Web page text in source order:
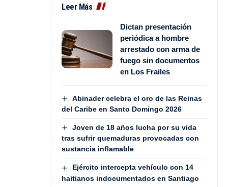
Leer Más
Dictan presentación
periódica a hombre
arrestado con arma de
fuego sin documentos
en Los Frailes
Abinader celebra el oro de las Reinas
del Caribe en Santo Domingo 2026
Joven de 18 años lucha por su vida
tras sufrir quemaduras provocadas con
sustancia inflamable
Ejército intercepta vehículo con 14
haitianos indocumentados en Santiago